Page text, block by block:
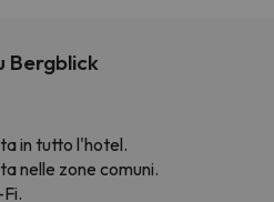
Bergblick
in tutto l'hotel.
nelle zone comuni.